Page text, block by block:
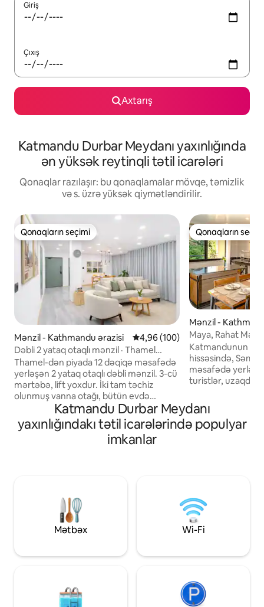
Giriş
Çıxış
Axtarış
Katmandu Durbar Meydanı yaxınlığında
ən yüksək reytinqli tətil icarələri
Qonaqlar razılaşır: bu qonaqlamalar mövqe, təmizlik
və s. üzrə yüksək qiymətləndirilir.
Qonaqların seçimi
Qonaqların seçimi
Mənzil - Kathmandu ərazisi Ortalama reytinq 4,96/5, 100 rəy
4,96 (100)
Dəbli 2 yataq otaqlı mənzil · Thamel
yaxınlığında
Thamel-dən piyada 12 dəqiqə məsafədə
yerləşən 2 yataq otaqlı dəbli mənzil. 3-cü
mərtəbə, lift yoxdur. İki tam təchiz
olunmuş vanna otağı, bütün evdə
kondisioner, ayrıca balkon, tam təchiz
olunmuş mətbəx, xüsusi iş sahəsi, qonaq
otağında 4K televizor və əsas yataq
otağında divar proyektorlu kinoteatr ilə 6
özünə giriş — ev sahibi ilə görüş yoxdur.
Tam məxfilik üçün insansız. Geri ödənilə
bilən təhlükəsizlik depoziti tələb olunur.
Skandinaviya dizaynı Nepal səmimiyyəti
Qonaqların
Qonaqların
Mənzil -
Maya, Rahat
Katmandunun
hissəsində,
məsafədə
turistlər, uzaqdan
sakinlər üçün
Hər ikimiz
çoxlu təbii işıq
alacaqsınız.
Katmandu Durbar Meydanı
yaxınlığındakı tətil icarələrində populyar
imkanlar
Mətbəx Wi-Fi